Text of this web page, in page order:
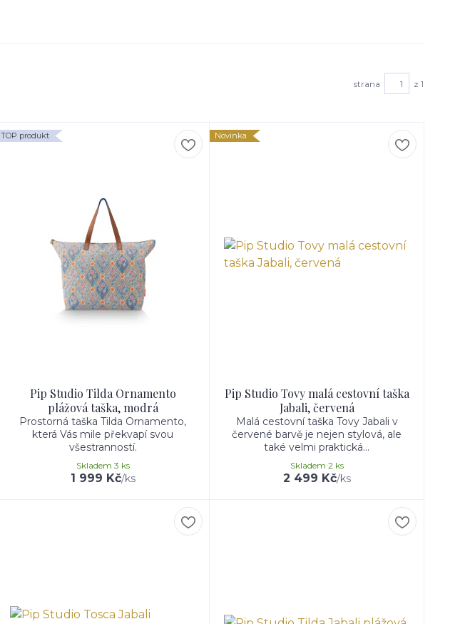
strana z 1
TOP produkt
Pip Studio Tilda Ornamento
plážová taška, modrá
Prostorná taška Tilda Ornamento,
která Vás mile překvapí svou
všestranností.
1 999 Kč/ks
Skladem 3 ks
Novinka
Pip Studio Tovy malá cestovní taška
Jabali, červená
Malá cestovní taška Tovy Jabali v
červené barvě je nejen stylová, ale
také velmi praktická...
2 499 Kč/ks
Skladem 2 ks